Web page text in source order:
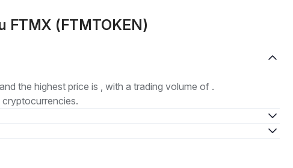
FTMX (FTMTOKEN)
the highest price is , with a trading volume of .
cryptocurrencies.